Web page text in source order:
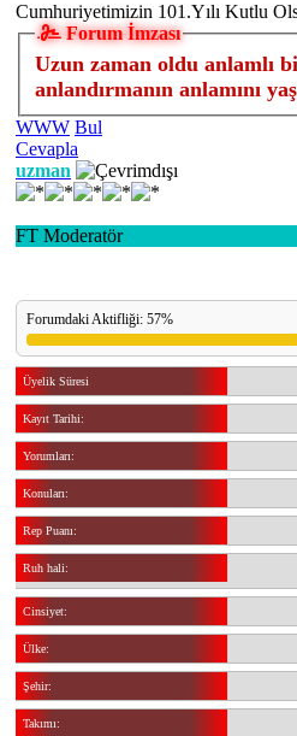
Cumhuriyetimizin 101.Yılı Kutlu
Forum İmzası
Uzun zaman oldu anlamlı
anlandırmanın anlamını
WWW Bul
Cevapla
uzman
FT Moderatör
Forumdaki Aktifliği: 57%
Üyelik Süresi
Kayıt Tarihi:
Yorumları:
Konuları:
Rep Puanı:
Ruh hali:
Cinsiyet:
Ülke:
Şehir:
Takımı: